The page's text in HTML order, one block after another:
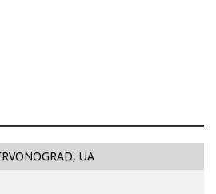
UA